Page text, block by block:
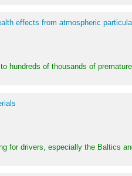
effects from atmospheric
hundreds of thousands of
for drivers, especially the Baltics